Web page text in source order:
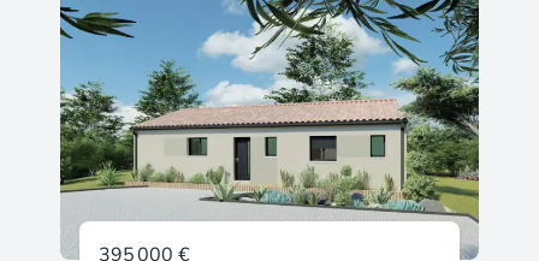
calme. Elle se compose d'une entrée, d'un
séjour, d'une cuisine aménagée donnant sur
une petite véranda, d'un wc séparé, d'une
salle d'eau et de trois chambres. Vous
pourrez profiter d'un bel espace extérieur
sans vis à vis ainsi que d'un garage et d'un
abri de jardin. À visiter sans tarder. (5.39 %
d'honoraires TTC à la charge de l'acquéreur.).
395 000 €